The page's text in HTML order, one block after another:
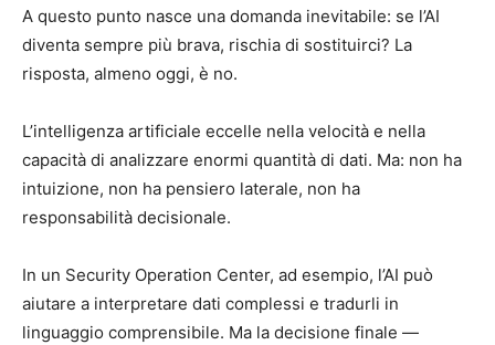
A questo punto nasce una domanda inevitabile: se l’AI
diventa sempre più brava, rischia di sostituirci? La
risposta, almeno oggi, è no.
L’intelligenza artificiale eccelle nella velocità e nella
capacità di analizzare enormi quantità di dati. Ma: non ha
intuizione, non ha pensiero laterale, non ha
responsabilità decisionale.
In un Security Operation Center, ad esempio, l’AI può
aiutare a interpretare dati complessi e tradurli in
linguaggio comprensibile. Ma la decisione finale —